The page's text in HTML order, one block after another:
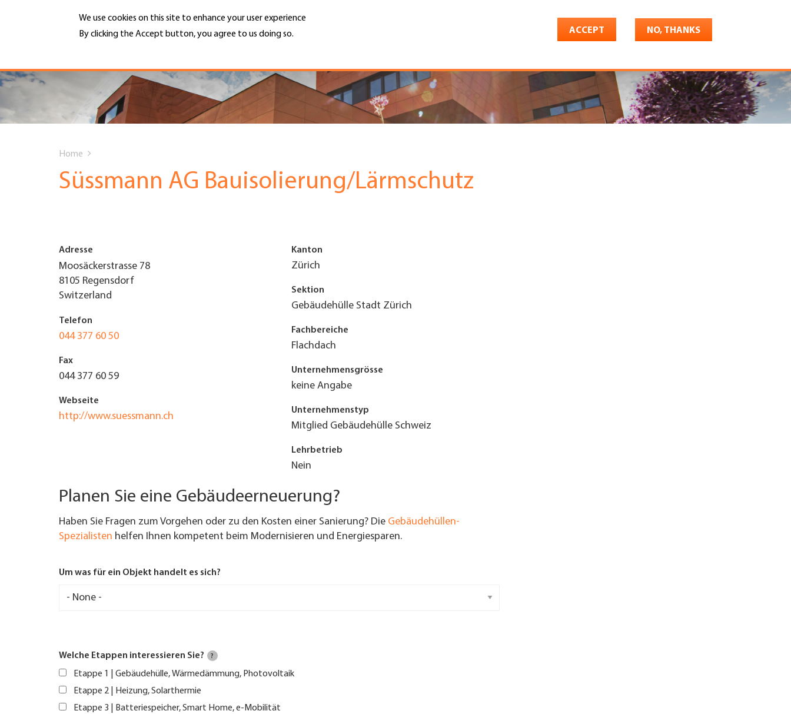
We use cookies on this site to enhance your user experience
By clicking the Accept button, you agree to us doing so.
ACCEPT NO, THANKS
Hauptnavigation
PORTRAIT
DIENSTLEISTUNGEN
JOBS & KARRIERE
UNTERNEHMEN FINDEN
FACHZEITSCHRIFT
MENU
Top
Menu
are
Home
Süssmann AG Bauisolierung/Lärmschutz
Adresse
Moosäckerstrasse 78
8105 Regensdorf
Switzerland
Telefon
044 377 60 50
Fax
044 377 60 59
Webseite
http://www.suessmann.ch
Kanton
Zürich
Sektion
Gebäudehülle Stadt Zürich
Fachbereiche
Flachdach
Unternehmensgrösse
keine Angabe
Unternehmenstyp
Mitglied Gebäudehülle Schweiz
Lehrbetrieb
Nein
Planen Sie eine Gebäudeerneuerung?
Haben Sie Fragen zum Vorgehen oder zu den Kosten einer Sanierung? Die Gebäudehüllen-
Spezialisten helfen Ihnen kompetent beim Modernisieren und Energiesparen.
Um was für ein Objekt handelt es sich?
Welche Etappen interessieren Sie? ?
Etappe 1 | Gebäudehülle, Wärmedämmung, Photovoltaik
Etappe 2 | Heizung, Solarthermie
Etappe 3 | Batteriespeicher, Smart Home, e-Mobilität